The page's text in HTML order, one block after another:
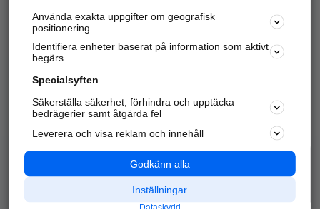
Kom igång och annonsera mot
samarbetspartners nära dig.
Alla kategorier
Populära sökningar
API & Kartor
Annonsera
Integritet
Nödnummer
Använda exakta uppgifter om geografisk
positionering
Identifiera enheter baserat på information som aktivt
begärs
Specialsyften
Säkerställa säkerhet, förhindra och upptäcka
bedrägerier samt åtgärda fel
Leverera och visa reklam och innehåll
Godkänn alla
Inställningar
Dataskydd